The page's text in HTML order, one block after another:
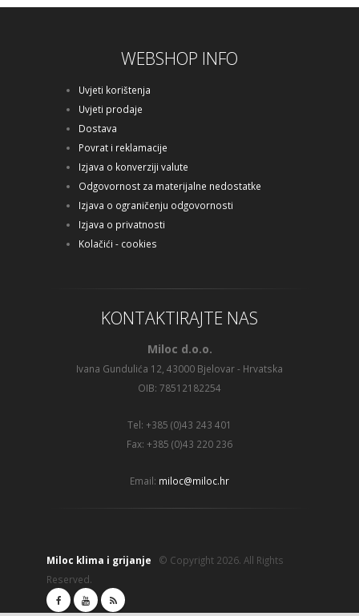
WEBSHOP INFO
Uvjeti korištenja
Uvjeti prodaje
Dostava
Povrat i reklamacije
Izjava o konverziji valute
Odgovornost za materijalne nedostatke
Izjava o ograničenju odgovornosti
Izjava o privatnosti
Kolačići - cookies
KONTAKTIRAJTE NAS
Miloc d.o.o.
Ivana Gundulića 12, 43000 Bjelovar - Hrvatska
OIB: 78512182254
Tel: +385 (0)43 243 401
Fax: +385 (0)43 220 236
Email: miloc@miloc.hr
Miloc klima i grijanje © Copyright 2026. All Rights
Reserved.